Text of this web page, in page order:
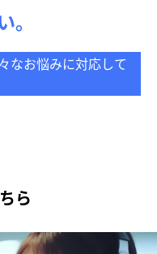
なお悩みに対応して
ら